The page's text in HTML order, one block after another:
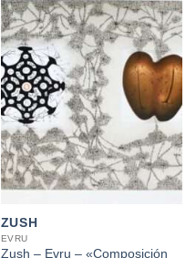
ZUSH
EVRU
Zush – Evru – «Composición